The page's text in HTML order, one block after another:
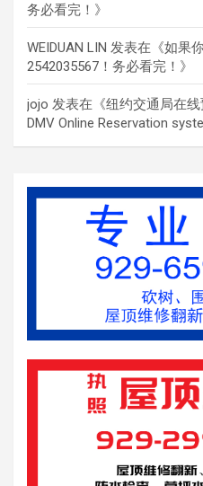
务必看完！ 》
WEIDUAN LIN 发表在《如果
2542035567！务必看完！ 》
jojo 发表在《纽约交通局在
DMV Online Reservation